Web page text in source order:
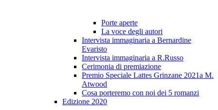
Porte aperte
La voce degli autori
Intervista immaginaria a Bernardine
Evaristo
Intervista immaginaria a R.Russo
Cerimonia di premiazione
Premio Speciale Lattes Grinzane 2021a M.
Atwood
Cosa porteremo con noi dei 5 romanzi
Edizione 2020